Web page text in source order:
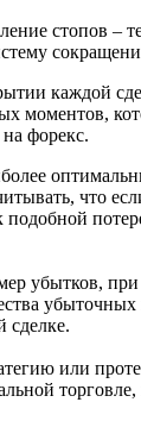
стопов –
каждой
моментов,
на форекс.
что
подобной
убытков, при
сделке.
или